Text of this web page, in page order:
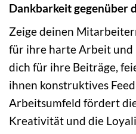
Dankbarkeit gegenüber
Zeige deinen
für ihre harte Arbeit und
dich für ihre Beiträge,
ihnen konstruktives
Arbeitsumfeld fördert
Kreativität und die